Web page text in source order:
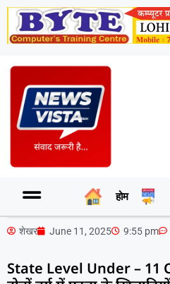
होम
शेखर June 11, 2025 9:55 pm
State Level Under – 11